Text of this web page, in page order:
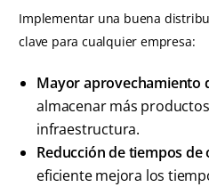
Implementar una buena
clave para cualquier empresa:
Mayor aprovechamiento
almacenar más
infraestructura.
Reducción de tiempos de
eficiente mejora los